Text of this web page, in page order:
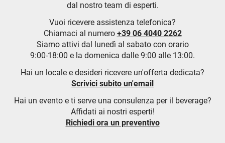
dal nostro team di esperti.
Vuoi ricevere assistenza telefonica?
Chiamaci al numero +39 06 4040 2262
Siamo attivi dal lunedì al sabato con orario
9:00-18:00 e la domenica dalle 9:00 alle 13:00.
Hai un locale e desideri ricevere un'offerta dedicata?
Scrivici subito un'email
Hai un evento e ti serve una consulenza per il beverage?
Affidati ai nostri esperti!
Richiedi ora un preventivo